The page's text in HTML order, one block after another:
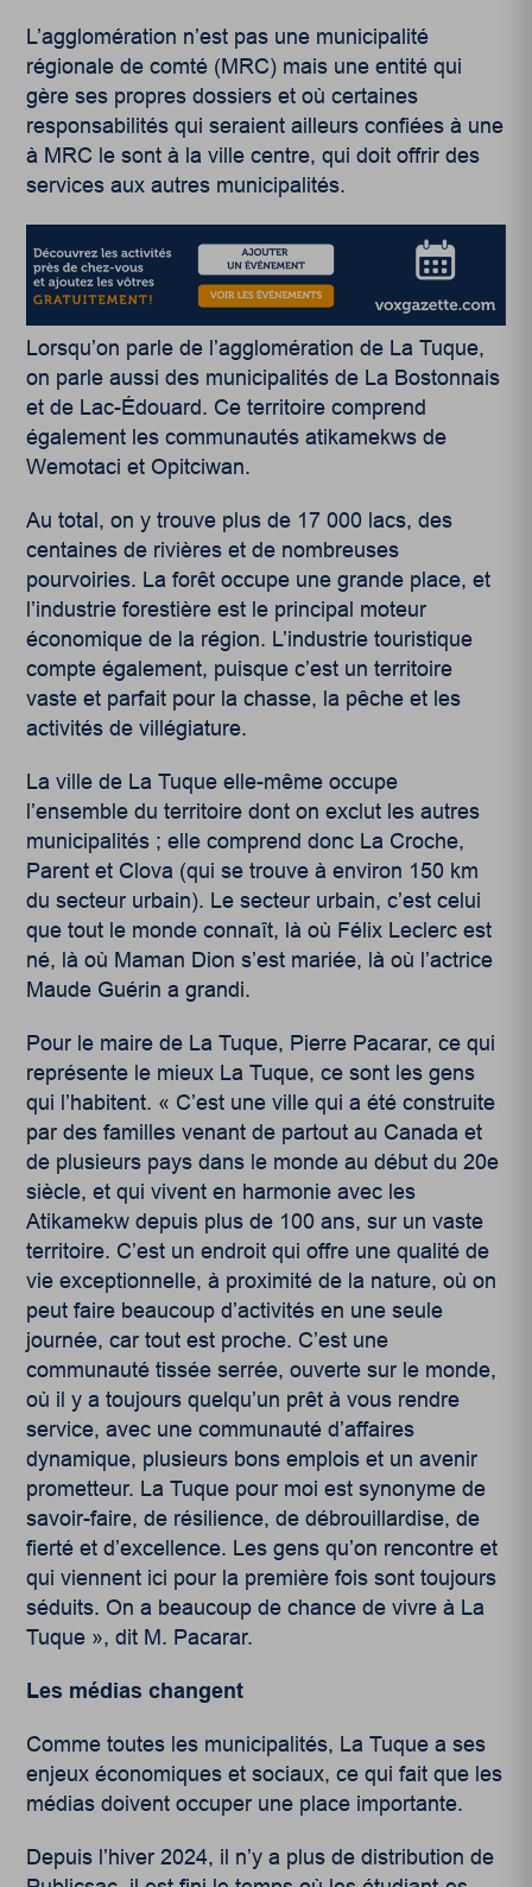
L’agglomération n’est pas une municipalité
régionale de comté (MRC) mais une entité qui
gère ses propres dossiers et où certaines
responsabilités qui seraient ailleurs confiées à une
à MRC le sont à la ville centre, qui doit offrir des
services aux autres municipalités.
Lorsqu’on parle de l’agglomération de La Tuque,
on parle aussi des municipalités de La Bostonnais
et de Lac-Édouard. Ce territoire comprend
également les communautés atikamekws de
Wemotaci et Opitciwan.
Au total, on y trouve plus de 17 000 lacs, des
centaines de rivières et de nombreuses
pourvoiries. La forêt occupe une grande place, et
l’industrie forestière est le principal moteur
économique de la région. L’industrie touristique
compte également, puisque c’est un territoire
vaste et parfait pour la chasse, la pêche et les
activités de villégiature.
La ville de La Tuque elle-même occupe
l’ensemble du territoire dont on exclut les autres
municipalités ; elle comprend donc La Croche,
Parent et Clova (qui se trouve à environ 150 km
du secteur urbain). Le secteur urbain, c’est celui
que tout le monde connaît, là où Félix Leclerc est
né, là où Maman Dion s’est mariée, là où l’actrice
Maude Guérin a grandi.
Pour le maire de La Tuque, Pierre Pacarar, ce qui
représente le mieux La Tuque, ce sont les gens
qui l’habitent. « C’est une ville qui a été construite
par des familles venant de partout au Canada et
de plusieurs pays dans le monde au début du 20e
siècle, et qui vivent en harmonie avec les
Atikamekw depuis plus de 100 ans, sur un vaste
territoire. C’est un endroit qui offre une qualité de
vie exceptionnelle, à proximité de la nature, où on
peut faire beaucoup d’activités en une seule
journée, car tout est proche. C’est une
communauté tissée serrée, ouverte sur le monde,
où il y a toujours quelqu’un prêt à vous rendre
service, avec une communauté d’affaires
dynamique, plusieurs bons emplois et un avenir
prometteur. La Tuque pour moi est synonyme de
savoir-faire, de résilience, de débrouillardise, de
fierté et d’excellence. Les gens qu’on rencontre et
qui viennent ici pour la première fois sont toujours
séduits. On a beaucoup de chance de vivre à La
Tuque », dit M. Pacarar.
Les médias changent
Comme toutes les municipalités, La Tuque a ses
enjeux économiques et sociaux, ce qui fait que les
médias doivent occuper une place importante.
Depuis l’hiver 2024, il n’y a plus de distribution de